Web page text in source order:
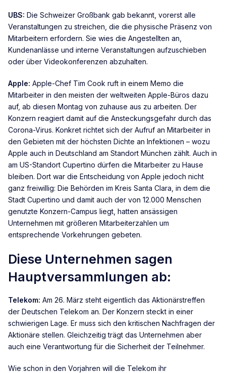
UBS: Die Schweizer Großbank gab bekannt, vorerst alle
Veranstaltungen zu streichen, die die physische Präsenz von
Mitarbeitern erfordern. Sie wies die Angestellten an,
Kundenanlässe und interne Veranstaltungen aufzuschieben
oder über Videokonferenzen abzuhalten.
Apple: Apple-Chef Tim Cook ruft in einem Memo die
Mitarbeiter in den meisten der weltweiten Apple-Büros dazu
auf, ab diesen Montag von zuhause aus zu arbeiten. Der
Konzern reagiert damit auf die Ansteckungsgefahr durch das
Corona-Virus. Konkret richtet sich der Aufruf an Mitarbeiter in
den Gebieten mit der höchsten Dichte an Infektionen – wozu
Apple auch in Deutschland am Standort München zählt. Auch in
am US-Standort Cupertino dürfen die Mitarbeiter zu Hause
bleiben. Dort war die Entscheidung von Apple jedoch nicht
ganz freiwillig: Die Behörden im Kreis Santa Clara, in dem die
Stadt Cupertino und damit auch der von 12.000 Menschen
genutzte Konzern-Campus liegt, hatten ansässigen
Unternehmen mit größeren Mitarbeiterzahlen um
entsprechende Vorkehrungen gebeten.
Diese Unternehmen sagen
Hauptversammlungen ab:
Telekom: Am 26. März steht eigentlich das Aktionärstreffen
der Deutschen Telekom an. Der Konzern steckt in einer
schwierigen Lage. Er muss sich den kritischen Nachfragen der
Aktionäre stellen. Gleichzeitig trägt das Unternehmen aber
auch eine Verantwortung für die Sicherheit der Teilnehmer.
Wie schon in den Vorjahren will die Telekom ihr